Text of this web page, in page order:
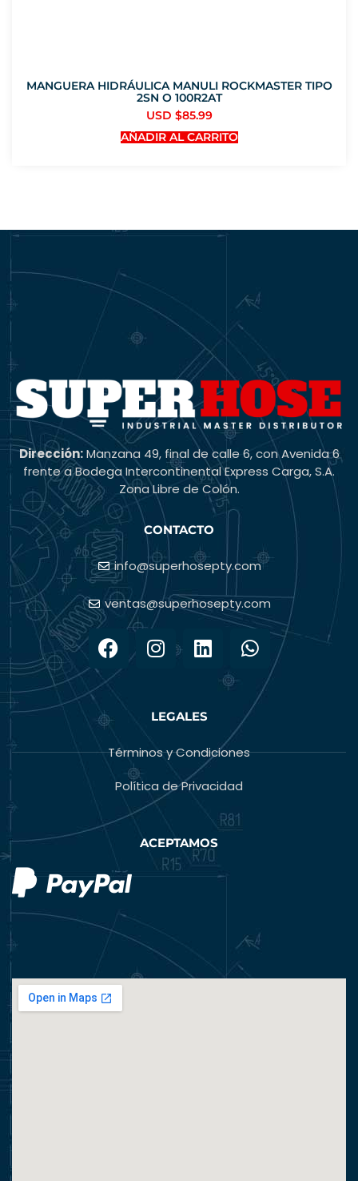
MANGUERA HIDRÁULICA MANULI ROCKMASTER TIPO
2SN O 100R2AT
USD $85.99
AÑADIR AL CARRITO
Dirección:Manzana 49, final de calle 6, con Avenida 6
frente a Bodega Intercontinental Express Carga, S.A.
Zona Libre de Colón.
CONTACTO
info@superhosepty.com
ventas@superhosepty.com
LEGALES
Términos y Condiciones
Política de Privacidad
ACEPTAMOS